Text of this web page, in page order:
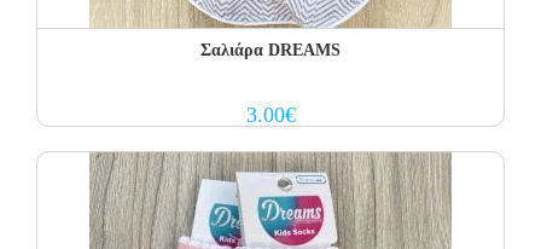
Σαλιάρα DREAMS
3.00€